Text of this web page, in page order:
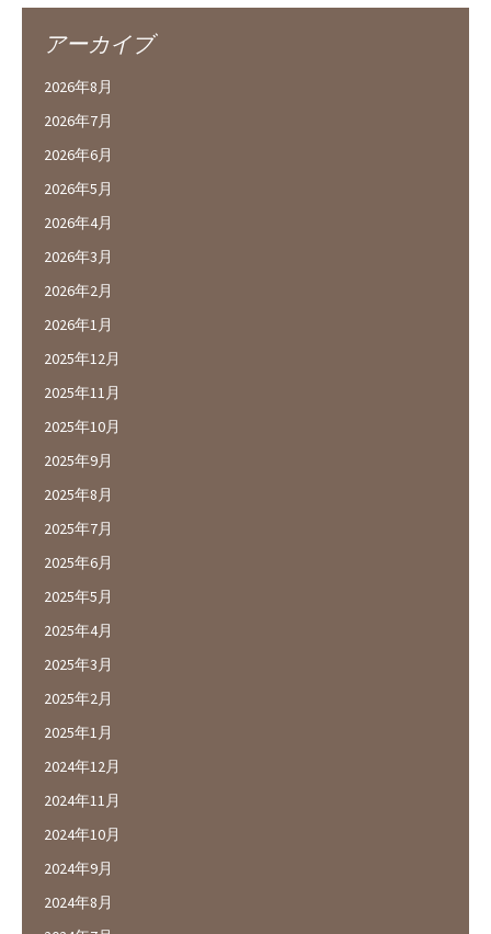
アーカイブ
2026年8月
2026年7月
2026年6月
2026年5月
2026年4月
2026年3月
2026年2月
2026年1月
2025年12月
2025年11月
2025年10月
2025年9月
2025年8月
2025年7月
2025年6月
2025年5月
2025年4月
2025年3月
2025年2月
2025年1月
2024年12月
2024年11月
2024年10月
2024年9月
2024年8月